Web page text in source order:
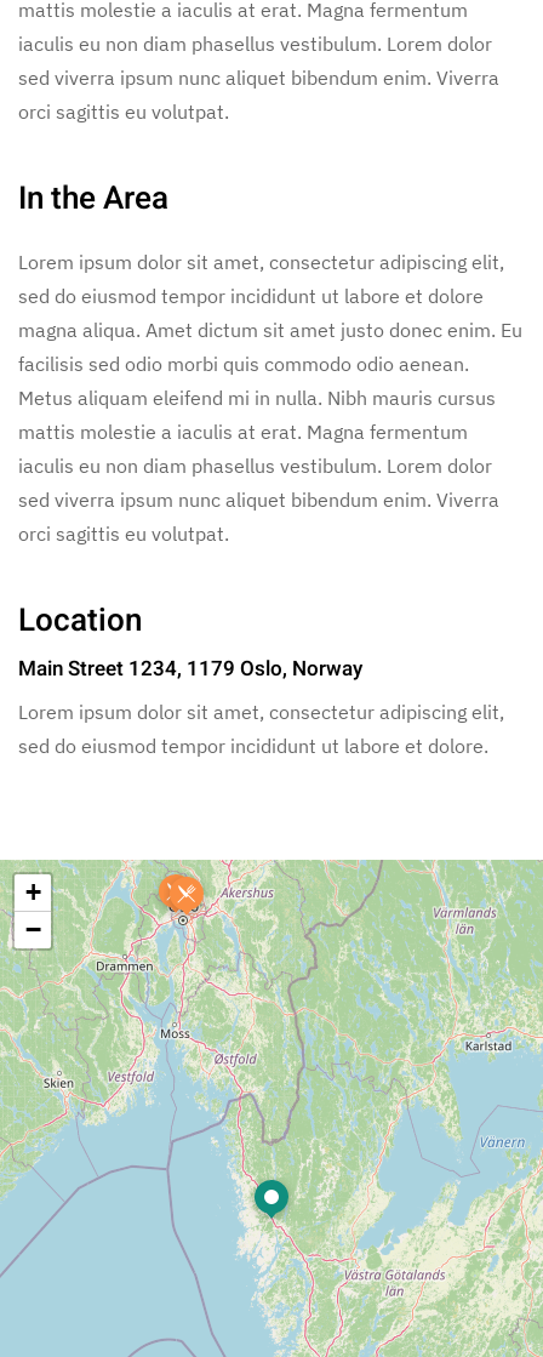
mattis molestie a iaculis at erat. Magna fermentum
iaculis eu non diam phasellus vestibulum. Lorem dolor
sed viverra ipsum nunc aliquet bibendum enim. Viverra
orci sagittis eu volutpat.
In the Area
Lorem ipsum dolor sit amet, consectetur adipiscing elit,
sed do eiusmod tempor incididunt ut labore et dolore
magna aliqua. Amet dictum sit amet justo donec enim. Eu
facilisis sed odio morbi quis commodo odio aenean.
Metus aliquam eleifend mi in nulla. Nibh mauris cursus
mattis molestie a iaculis at erat. Magna fermentum
iaculis eu non diam phasellus vestibulum. Lorem dolor
sed viverra ipsum nunc aliquet bibendum enim. Viverra
orci sagittis eu volutpat.
Location
Main Street 1234, 1179 Oslo, Norway
Lorem ipsum dolor sit amet, consectetur adipiscing elit,
sed do eiusmod tempor incididunt ut labore et dolore.
+
−